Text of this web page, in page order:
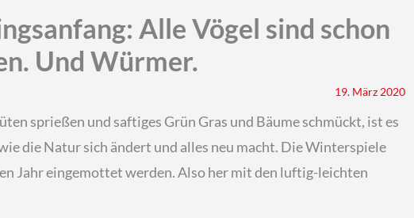
Alle Vögel sind schon
Und Würmer.
19. März 2020
sprießen und saftiges Grün Gras und Bäume schmückt, ist es
die Natur sich ändert und alles neu macht. Die Winterspiele
Jahr eingemottet werden. Also her mit den luftig-leichten